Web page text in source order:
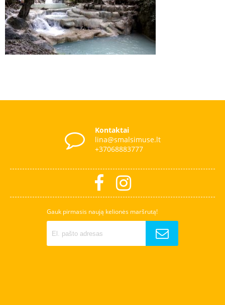
Kontaktai
lina@smalsimuse.lt
+37068883777
Gauk pirmasis naują kelionės maršrutą!